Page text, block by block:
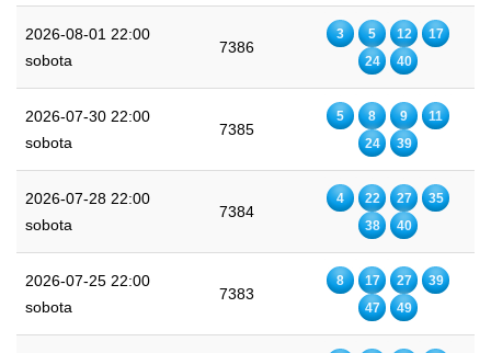
2026-08-01 22:00
sobota
7386
3 5 12
17
24
40
2026-07-30 22:00
sobota
7385
5 8 9
11
24
39
2026-07-28 22:00
sobota
7384
4 22 27
35
38
40
2026-07-25 22:00
sobota
7383
8 17 27
39
47
49